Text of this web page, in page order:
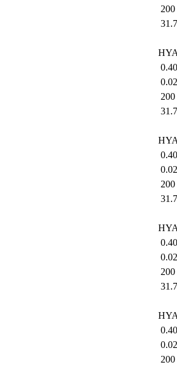
200
0.02
200
0.02
200
0.02
200
0.02
200